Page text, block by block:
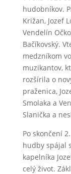
hudobníkov.
Križan, Jozef
Vendelín
Bačíkovský.
medzníkom
muzikantov,
rozšírila o
praženica,
Smolaka a
Slanička a
Po skončení
hudby spájal
kapelníka
celý život.